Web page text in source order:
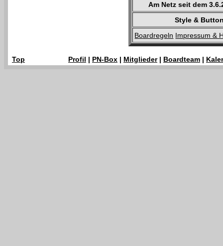
Am Netz seit dem
Style &
Boardregeln Impressum &
Top Profil | PN-Box | Mitglieder| Boardteam |